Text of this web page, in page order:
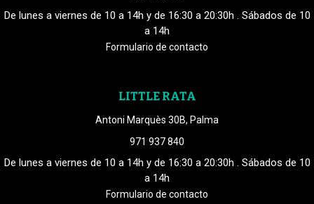
De lunes a viernes de 10 a 14h y de 16:30 a 20:30h . Sábados de 10
a 14h
Formulario de contacto
LITTLE RATA
Antoni Marquès 30B, Palma
971 937 840
De lunes a viernes de 10 a 14h y de 16:30 a 20:30h . Sábados de 10
a 14h
Formulario de contacto